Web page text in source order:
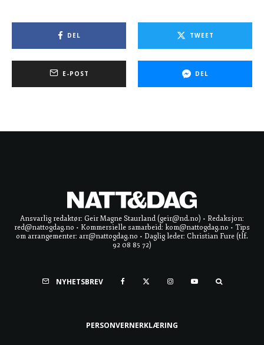
DEL TWEET
E-POST DEL
Ansvarlig redaktør: Geir Magne Staurland (geir@nd.no) • Redaksjon:
red@nattogdag.no • Kommersielle samarbeid: kom@nattogdag.no • Tips
om arrangementer: arr@nattogdag.no • Daglig leder: Christian Fure (tlf.
92 08 85 72)
NYHETSBREV
PERSONVERNERKLÆRING